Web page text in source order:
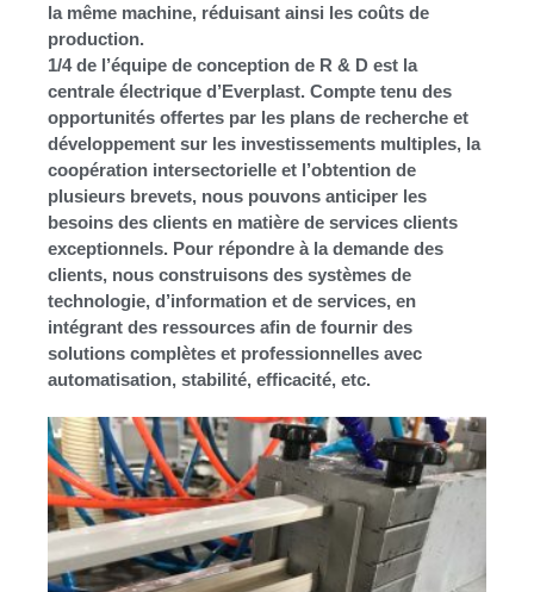
la même machine, réduisant ainsi les coûts de
production.
1/4 de l’équipe de conception de R & D est la
centrale électrique d’Everplast. Compte tenu des
opportunités offertes par les plans de recherche et
développement sur les investissements multiples, la
coopération intersectorielle et l’obtention de
plusieurs brevets, nous pouvons anticiper les
besoins des clients en matière de services clients
exceptionnels. Pour répondre à la demande des
clients, nous construisons des systèmes de
technologie, d’information et de services, en
intégrant des ressources afin de fournir des
solutions complètes et professionnelles avec
automatisation, stabilité, efficacité, etc.